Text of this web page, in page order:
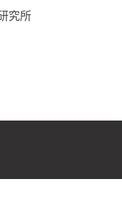
究所